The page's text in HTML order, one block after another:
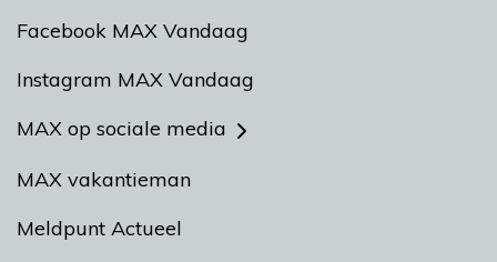
Facebook MAX Vandaag
Instagram MAX Vandaag
MAX op sociale media
MAX vakantieman
Meldpunt Actueel